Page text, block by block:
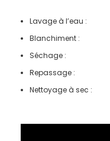
Lavage à l’eau :
Blanchiment :
Séchage :
Repassage :
Nettoyage à sec :